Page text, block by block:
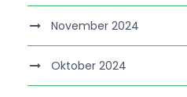
November 2024
Oktober 2024